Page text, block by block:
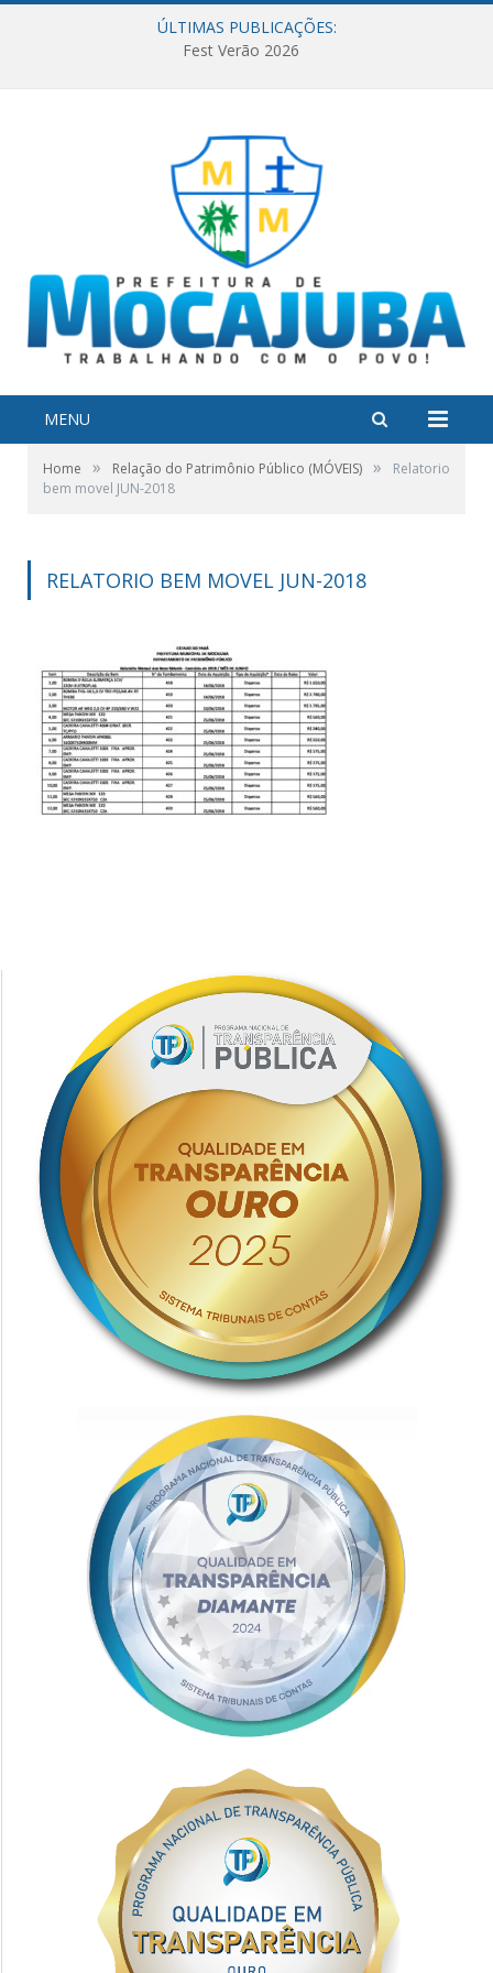
ÚLTIMAS PUBLICAÇÕES:
Fest Verão 2026
MENU
Home » Relação do Patrimônio Público (MÓVEIS) »
Relatorio
bem movel JUN-2018
RELATORIO BEM MOVEL JUN-2018